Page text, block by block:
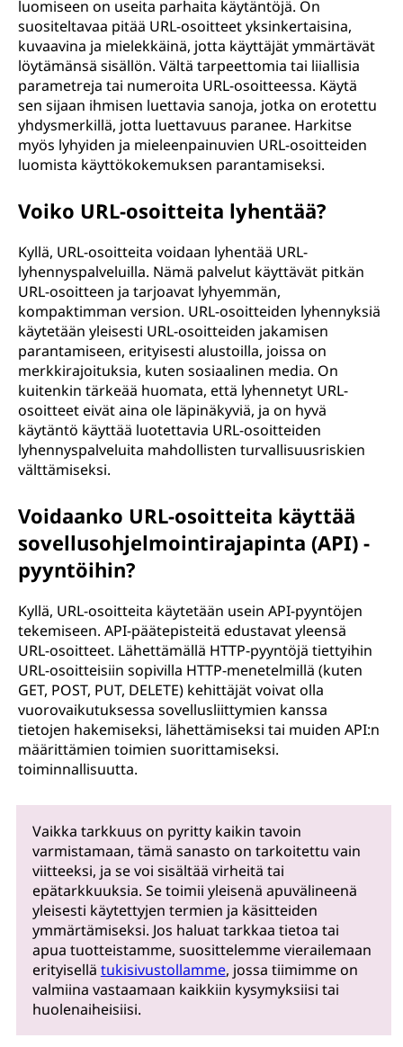
luomiseen on useita parhaita käytäntöjä. On
suositeltavaa pitää URL-osoitteet yksinkertaisina,
kuvaavina ja mielekkäinä, jotta käyttäjät ymmärtävät
löytämänsä sisällön. Vältä tarpeettomia tai liiallisia
parametreja tai numeroita URL-osoitteessa. Käytä
sen sijaan ihmisen luettavia sanoja, jotka on erotettu
yhdysmerkillä, jotta luettavuus paranee. Harkitse
myös lyhyiden ja mieleenpainuvien URL-osoitteiden
luomista käyttökokemuksen parantamiseksi.
Voiko URL-osoitteita lyhentää?
Kyllä, URL-osoitteita voidaan lyhentää URL-
lyhennyspalveluilla. Nämä palvelut käyttävät pitkän
URL-osoitteen ja tarjoavat lyhyemmän,
kompaktimman version. URL-osoitteiden lyhennyksiä
käytetään yleisesti URL-osoitteiden jakamisen
parantamiseen, erityisesti alustoilla, joissa on
merkkirajoituksia, kuten sosiaalinen media. On
kuitenkin tärkeää huomata, että lyhennetyt URL-
osoitteet eivät aina ole läpinäkyviä, ja on hyvä
käytäntö käyttää luotettavia URL-osoitteiden
lyhennyspalveluita mahdollisten turvallisuusriskien
välttämiseksi.
Voidaanko URL-osoitteita käyttää
sovellusohjelmointirajapinta (API) -
pyyntöihin?
Kyllä, URL-osoitteita käytetään usein API-pyyntöjen
tekemiseen. API-päätepisteitä edustavat yleensä
URL-osoitteet. Lähettämällä HTTP-pyyntöjä tiettyihin
URL-osoitteisiin sopivilla HTTP-menetelmillä (kuten
GET, POST, PUT, DELETE) kehittäjät voivat olla
vuorovaikutuksessa sovellusliittymien kanssa
tietojen hakemiseksi, lähettämiseksi tai muiden API:n
määrittämien toimien suorittamiseksi.
toiminnallisuutta.
Vaikka tarkkuus on pyritty kaikin tavoin
varmistamaan, tämä sanasto on tarkoitettu vain
viitteeksi, ja se voi sisältää virheitä tai
epätarkkuuksia. Se toimii yleisenä apuvälineenä
yleisesti käytettyjen termien ja käsitteiden
ymmärtämiseksi. Jos haluat tarkkaa tietoa tai
apua tuotteistamme, suosittelemme vierailemaan
erityisellä tukisivustollamme, jossa tiimimme on
valmiina vastaamaan kaikkiin kysymyksiisi tai
huolenaiheisiisi.